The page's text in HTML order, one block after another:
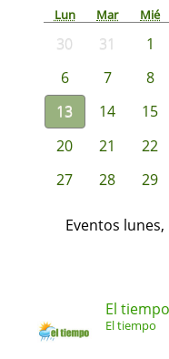
Lun Mar Mié
30 31 1
6
7 8
13
14 15
20
21 22
27
28 29
Eventos
El tiempo
El tiempo